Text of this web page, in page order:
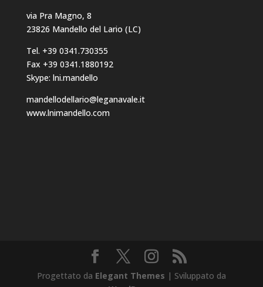
via Pra Magno, 8
23826 Mandello del Lario (LC)
Tel. +39 0341.730355
Fax +39 0341.1880192
Skype: lni.mandello
mandellodellario@leganavale.it
www.lnimandello.com
Progettato da Elegant Themes | Sviluppato da